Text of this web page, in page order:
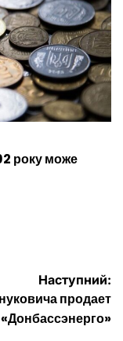
року може
Наступний:
продает
«Донбассэнерго»